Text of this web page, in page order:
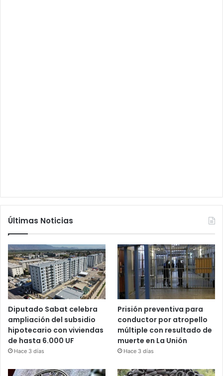
Últimas Noticias
Diputado Sabat celebra
ampliación del subsidio
hipotecario con viviendas
de hasta 6.000 UF
Hace 3 días
Prisión preventiva para
conductor por atropello
múltiple con resultado de
muerte en La Unión
Hace 3 días